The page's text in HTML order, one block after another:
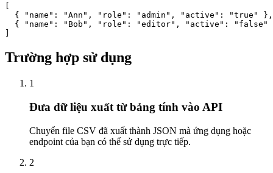
[
  { "name": "Ann", "role": "admin", "active": "true" },
{ "name": "Bob", "role": "editor", "active": "false"
]
Trường hợp sử dụng
1
Đưa dữ liệu xuất từ bảng tính vào API
Chuyển file CSV đã xuất thành JSON mà ứng dụng hoặc
endpoint của bạn có thể sử dụng trực tiếp.
2